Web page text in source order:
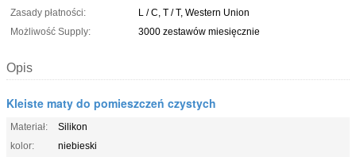
Zasady płatności:
L / C, T / T, Western Union
Możliwość Supply:
3000 zestawów miesięcznie
Opis
Kleiste maty do pomieszczeń czystych
Materiał:
Silikon
kolor:
niebieski